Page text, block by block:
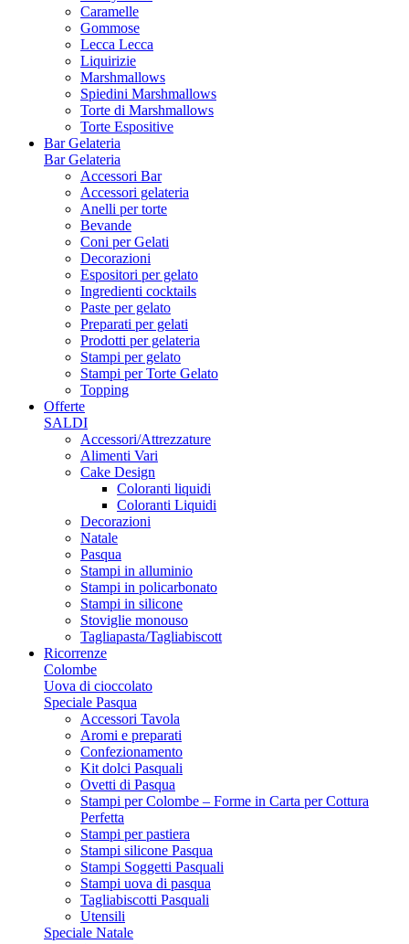
Caramelle
Gommose
Lecca Lecca
Liquirizie
Marshmallows
Spiedini Marshmallows
Torte di Marshmallows
Torte Espositive
Bar Gelateria
Bar Gelateria
Accessori Bar
Accessori gelateria
Anelli per torte
Bevande
Coni per Gelati
Decorazioni
Espositori per gelato
Ingredienti cocktails
Paste per gelato
Preparati per gelati
Prodotti per gelateria
Stampi per gelato
Stampi per Torte Gelato
Topping
Offerte
SALDI
Accessori/Attrezzature
Alimenti Vari
Cake Design
Coloranti liquidi
Coloranti Liquidi
Decorazioni
Natale
Pasqua
Stampi in alluminio
Stampi in policarbonato
Stampi in silicone
Stoviglie monouso
Tagliapasta/Tagliabiscott
Ricorrenze
Colombe
Uova di cioccolato
Speciale Pasqua
Accessori Tavola
Aromi e preparati
Confezionamento
Kit dolci Pasquali
Ovetti di Pasqua
Stampi per Colombe – Forme in Carta per Cottura
Perfetta
Stampi per pastiera
Stampi silicone Pasqua
Stampi Soggetti Pasquali
Stampi uova di pasqua
Tagliabiscotti Pasquali
Utensili
Speciale Natale